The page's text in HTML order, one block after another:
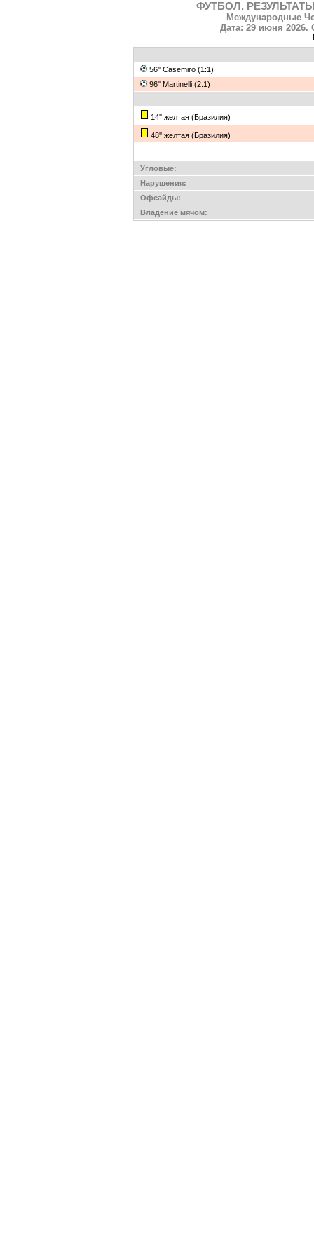
ФУТБОЛ.
Международные
Дата: 29 июня 2026.
56'' Casemiro (1:1)
96'' Martinelli (2:1)
14'' желтая (Бразилия)
48'' желтая (Бразилия)
Угловые:
Нарушения:
Офсайды:
Владение мячом: